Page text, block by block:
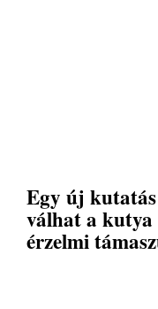
Egy új
válhat a kutya
érzelmi